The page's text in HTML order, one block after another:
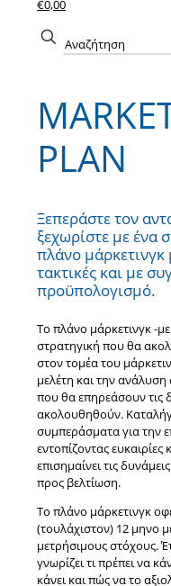
€0,00
PLAN
Ξεπεράστε τον
ξεχωρίστε με ένα
πλάνο μάρκετινγκ
τακτικές και με
προϋπολογισμό.
Το πλάνο μάρκετινγκ -
στρατηγική που θα
στον τομέα του
μελέτη και την
που θα επηρεάσουν τις
ακολουθηθούν.
συμπεράσματα για την
εντοπίζοντας ευκαιρίες
επισημαίνει τις
προς βελτίωση.
Το πλάνο μάρκετινγκ
(τουλάχιστον) 12 μηνο
μετρήσιμους στόχους.
γνωρίζει τι πρέπει να
κάνει και πώς να το